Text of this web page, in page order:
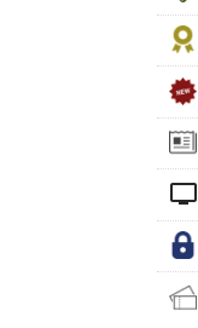
tv